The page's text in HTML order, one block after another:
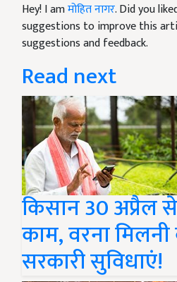
Hey! I amमोहित नागर. Did you
suggestions to improve this
suggestions and feedback.
Read next
किसान 30 अप्रैल
काम, वरना
सरकारी सुविधाएं!